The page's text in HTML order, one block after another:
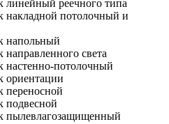
линейный реечного типа
накладной потолочный и
напольный
направленного света
настенно-потолочный
ориентации
переносной
подвесной
пылевлагозащищенный